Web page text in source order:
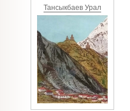
Тансыкбаев Урал